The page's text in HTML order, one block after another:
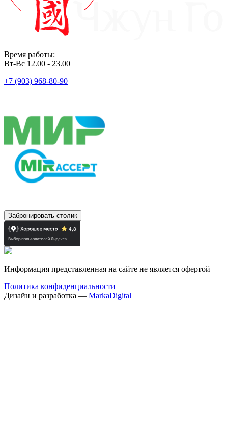
Время работы:
Вт-Вс 12.00 - 23.00
+7 (903) 968-80-90
Забронировать столик
Информация представленная на сайте не является офертой
Политика конфиденциальности
Дизайн и разработка — MarkaDigital